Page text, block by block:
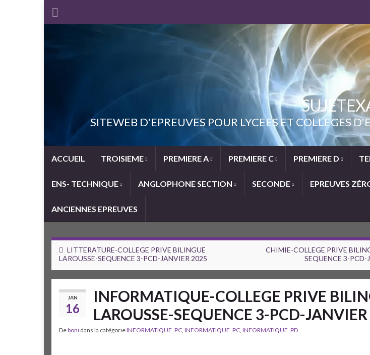
SITEWEB D'EPREUVES POUR LYCEES ET COLLEGES
ACCUEIL TROISIEME PREMIERE A PREMIERE C PREMIERE D
ENS- TECHNIQUE ANGLOPHONE SECTION SECONDE EPREUVES
ANCIENNES EPREUVES
LITTERATURE-COLLEGE PRIVE BILINGUE
LAROUSSE-SEQUENCE 3-PCD-JANVIER 2025
CHIMIE-COLLEGE PRIVE
SEQUENCE 3-PCD-
JAN
16
INFORMATIQUE-COLLEGE PRIVE
LAROUSSE-SEQUENCE 3-PCD-
Deboni dans la catégorieINFORMATIQUE_PC, INFORMATIQUE_PC, INFORMATIQUE_PD